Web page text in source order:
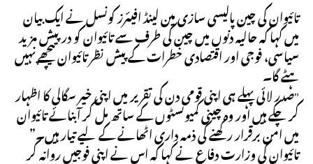
تائیوان کی چین پالیسی سازی مین لینڈ افیئرز کونسل نے ایک بیان
میں کہا کہ حالیہ دنوں میں چین کی طرف سے تائیوان کو درپیش مزید
سیاسی، فوجی اور اقتصادی خطرات کے پیش نظر تائیوان پیچھے نہیں
ہٹے گا۔
"صدر لائی پہلے ہی اپنی قومی دن کی تقریر میں اپنی خیر سگالی کا اظہار
کر چکے ہیں اور وہ چینی کمیونسٹوں کے ساتھ مل کر آبنائے تائیوان
میں امن برقرار رکھنے کی ذمہ داری اٹھانے کے لیے تیار ہیں۔”
تائیوان کی وزارت دفاع نے کہا کہ اس نے اپنی فوجیں روانہ کر